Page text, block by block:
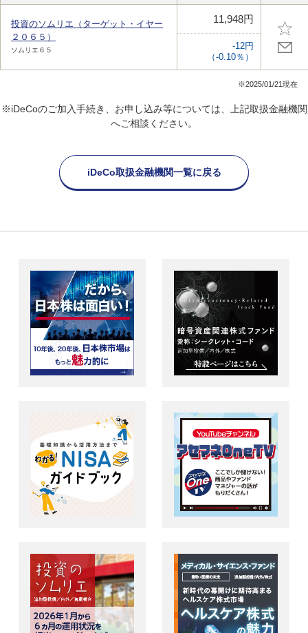
投資のソムリエ（ターゲット・イヤー
２０６５）
ソムリエ６５
11,948円
-12円
（-0.10％）
※2025/01/21現在
※iDeCoのご加入手続き、お申し込み等については、上記取扱金融機関
へご相談ください。
iDeCo取扱金融機関一覧に戻る